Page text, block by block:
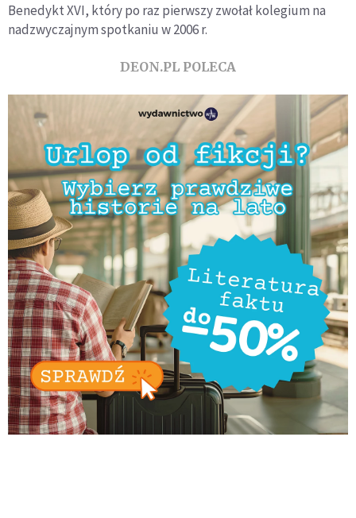
Benedykt XVI, który po raz pierwszy zwołał kolegium na
nadzwyczajnym spotkaniu w 2006 r.
DEON.PL POLECA